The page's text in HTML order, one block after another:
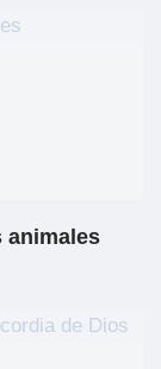
animales